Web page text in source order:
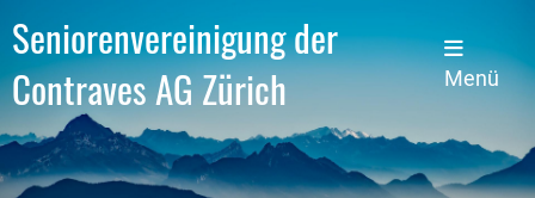
Seniorenvereinigung der
Contraves AG Zürich
Menü